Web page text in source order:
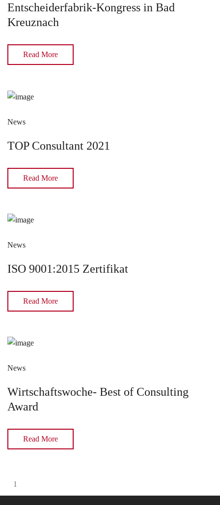
Entscheiderfabrik-Kongress in Bad
Kreuznach
Read More
News
TOP Consultant 2021
Read More
News
ISO 9001:2015 Zertifikat
Read More
News
Wirtschaftswoche- Best of Consulting
Award
Read More
1